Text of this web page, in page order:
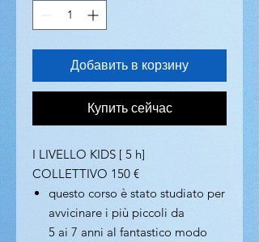
Добавить в корзину
Купить сейчас
I LIVELLO KIDS [ 5 h]
COLLETTIVO 150 €
questo corso è stato studiato per
avvicinare i più piccoli da
5 ai 7 anni al fantastico modo